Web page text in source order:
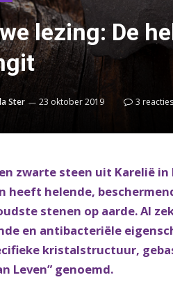
lezing: De
Ster 23 oktober 2019 3 reacties
zwarte steen uit Karelië
heeft helende,
stenen op aarde. Al
en antibacteriële
kristalstructuur,
Leven” genoemd.